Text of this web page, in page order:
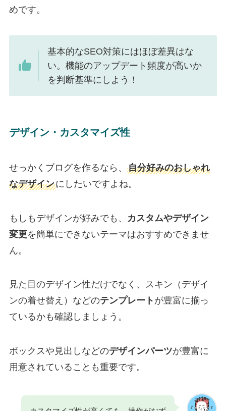
めです。
基本的なSEO対策にはほぼ差異はな
い。機能のアップデート頻度が高いか
を判断基準にしよう！
デザイン・カスタマイズ性
せっかくブログを作るなら、 自分好みのおしゃれ
なデザインにしたいですよね。
もしもデザインが好みでも、
カスタムやデザイン
変更を簡単にできないテーマはおすすめできませ
ん。
見た目のデザイン性だけでなく、スキン（デザイ
ンの着せ替え）などのテンプレート が豊富に揃っ
ているかも確認しましょう。
ボックスや見出しなどのデザインパーツが豊富に
用意されていることも重要です。